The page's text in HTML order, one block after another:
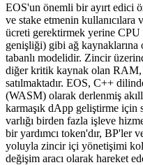
EOS'un önemli bir ayırt edici
ve stake etmenin kullanıcılara
ücreti gerektirmek yerine
genişliği) gibi ağ kaynaklarına
tabanlı modelidir. Zincir
diğer kritik kaynak olan RAM,
satılmaktadır. EOS, C++
(WASM) olarak derlenmiş
karmaşık dApp geliştirme için
varlığı birden fazla işleve
bir yardımcı token'dır, BP'ler
yoluyla zincir içi yönetişimi
değişim aracı olarak hareket